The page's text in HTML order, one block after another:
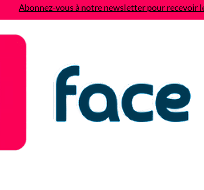
Abonnez-vous à notre newsletter pour recevoir